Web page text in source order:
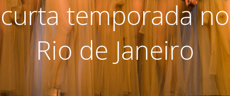
curta temporada no
Rio de Janeiro